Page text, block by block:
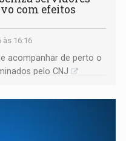
com efeitos
às 16:16
acompanhar de perto o
pelo CNJ